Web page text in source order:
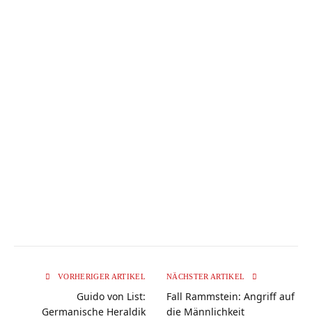
VORHERIGER ARTIKEL
Guido von List:
Germanische Heraldik
NÄCHSTER ARTIKEL
Fall Rammstein: Angriff auf
die Männlichkeit